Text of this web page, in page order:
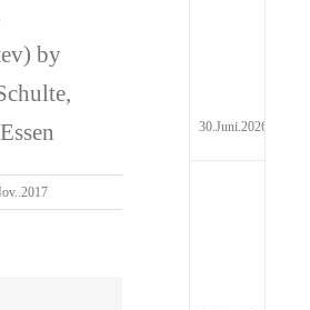
by
30.Juni.2026